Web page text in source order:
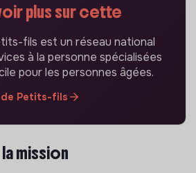
plus sur cette
fils est un réseau national
à la personne spécialisées
pour les personnes âgées.
de Petits-fils
mission